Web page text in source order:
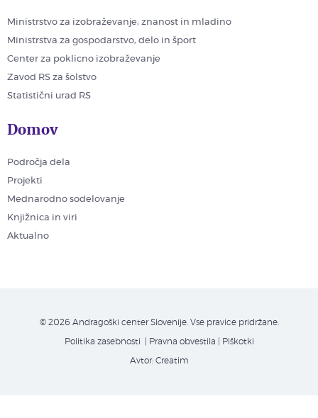
Ministrstvo za izobraževanje, znanost in mladino
Ministrstva za gospodarstvo, delo in šport
Center za poklicno izobraževanje
Zavod RS za šolstvo
Statistični urad RS
Domov
Področja dela
Projekti
Mednarodno sodelovanje
Knjižnica in viri
Aktualno
© 2026 Andragoški center Slovenije. Vse pravice pridržane.
Politika zasebnosti | Pravna obvestila Piškotki
Avtor: Creatim